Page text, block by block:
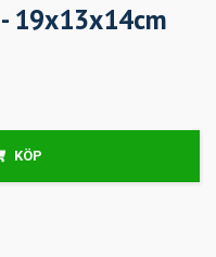
19x13x14cm
KÖP